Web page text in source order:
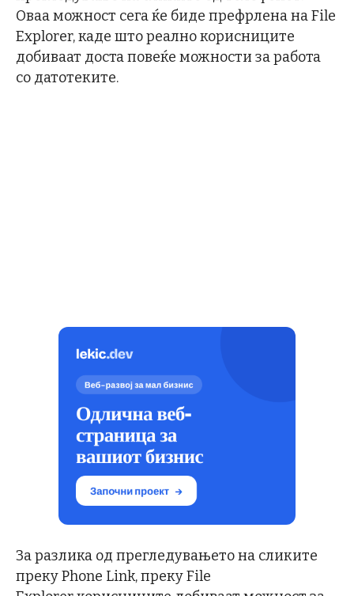
Оваа можност сега ќе биде префрлена на File
Explorer, каде што реално корисниците
добиваат доста повеќе можности за работа
со датотеките.
За разлика од прегледувањето на сликите
преку Phone Link, преку File